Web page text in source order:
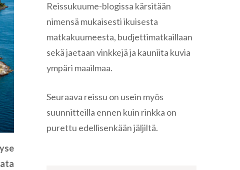
Rethymnon
Aire
Reissukuume-blogissa kärsitään
nimensä mukaisesti ikuisesta
matkakuumeesta, budjettimatkaillaan
sekä jaetaan vinkkejä ja kauniita kuvia
ympäri maailmaa.
Seuraava reissu on usein myös
suunnitteilla ennen kuin rinkka on
purettu edellisenkään jäljiltä.